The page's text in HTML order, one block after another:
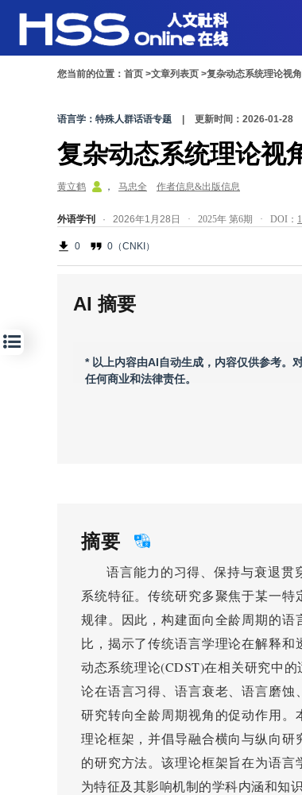
您当前的位置： 首页 >文章列表页 >复杂动态系统理论视
语言学：特殊人群话语专题 更新时间：2026-01-28
复杂动态系统理论视
黄立鹤 ， 马忠全 作者信息&出版信息
外语学刊 · 2026年1月28日 · 2025年 第6期 · DOI：
0 0（CNKI）
AI 摘要
* 以上内容由AI自动生成，内容仅供参考。
任何商业和法律责任。
摘要
语言能力的习得、保持与衰退贯
系统特征。传统研究多聚焦于某一
规律。因此，构建面向全龄周期的
比，揭示了传统语言学理论在解释
动态系统理论(CDST)在相关研究中
论在语言习得、语言衰老、语言磨
研究转向全龄周期视角的促动作用
理论框架，并倡导融合横向与纵向
的研究方法。该理论框架旨在为语
为特征及其影响机制的学科内涵和知识